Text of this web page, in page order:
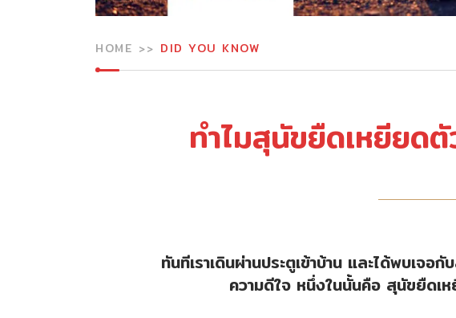
HOME DID YOU KNOW
ทำไมสุนัขยืดเหยียด
ทันทีเราเดินผ่านประตูเข้าบ้าน และได้พบเจ
ความดีใจ หนึ่งในนั้นคือ สุนัขยืดเห